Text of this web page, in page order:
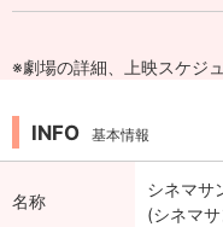
※劇場の詳細、上映スケジ
INFO 基本情報
名称
シネマサ
(シネマ